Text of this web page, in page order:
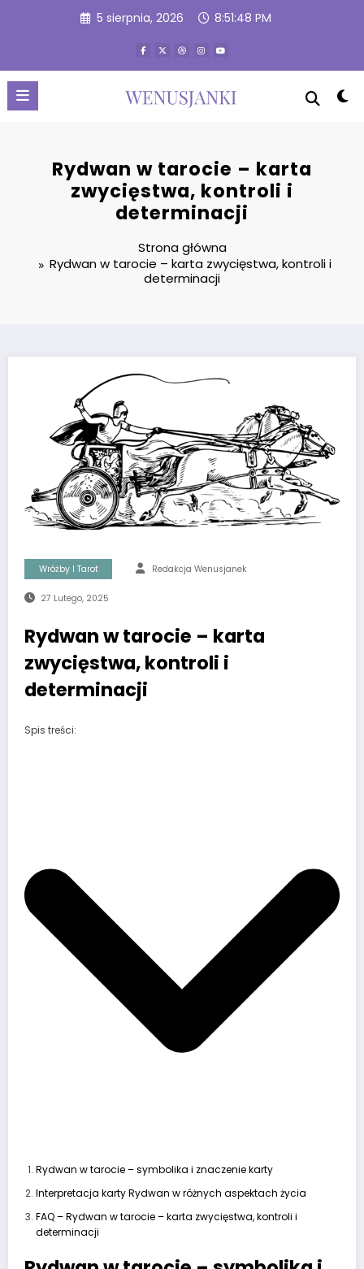
5 sierpnia, 2026 8:51:49 PM
Rydwan w tarocie – karta
zwycięstwa, kontroli i
determinacji
Strona główna
Rydwan w tarocie – karta zwycięstwa, kontroli i
determinacji
Wróżby I Tarot Redakcja Wenusjanek
27 Lutego, 2025
Rydwan w tarocie – karta
zwycięstwa, kontroli i
determinacji
Spis treści:
Rydwan w tarocie – symbolika i znaczenie karty
Interpretacja karty Rydwan w różnych aspektach życia
FAQ – Rydwan w tarocie – karta zwycięstwa, kontroli i
determinacji